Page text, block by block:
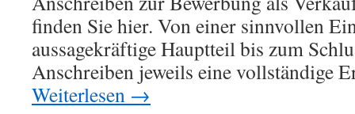
finden Sie hier. Von einer sinnvollen
aussagekräftige Hauptteil bis zum
Anschreiben jeweils eine vollständige
Weiterlesen →